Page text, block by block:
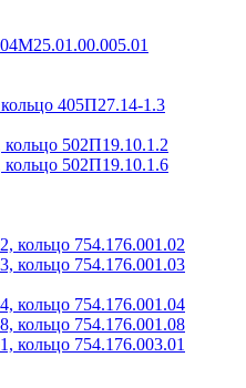
405П27.14-1.3
502П19.10.1.2
502П19.10.1.6
кольцо 754.176.001.02
кольцо 754.176.001.03
кольцо 754.176.001.04
кольцо 754.176.001.08
кольцо 754.176.003.01